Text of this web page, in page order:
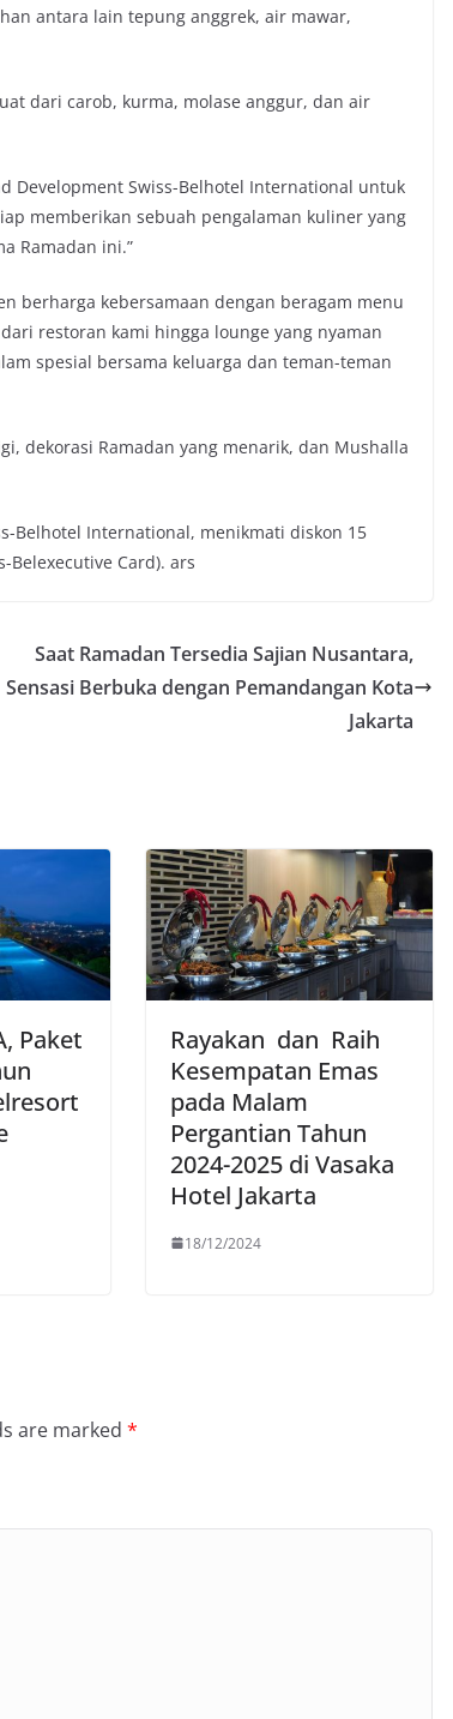
antara lain tepung anggrek, air mawar,
dari carob, kurma, molase anggur, dan air
Development Swiss-Belhotel International untuk
memberikan sebuah pengalaman kuliner yang
Ramadan ini.”
berharga kebersamaan dengan beragam menu
restoran kami hingga lounge yang nyaman
spesial bersama keluarga dan teman-teman
dekorasi Ramadan yang menarik, dan Mushalla
Belhotel International, menikmati diskon 15
Belexecutive Card). ars
Saat Ramadan Tersedia Sajian Nusantara,
Sensasi Berbuka dengan Pemandangan Kota
Jakarta
Paket
Rayakan dan Raih
Kesempatan Emas
pada Malam
Pergantian Tahun
2024-2025 di Vasaka
Hotel Jakarta
18/12/2024
are marked *